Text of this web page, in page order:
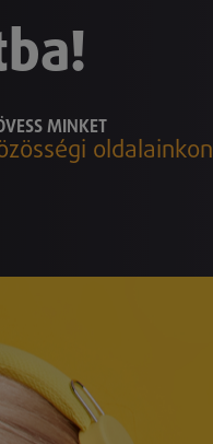
MINKET
oldalainkon